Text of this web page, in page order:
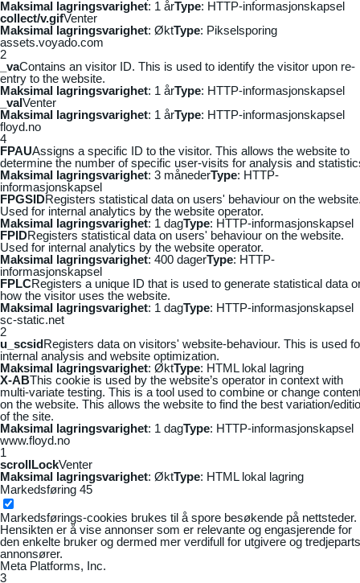
Maksimal lagringsvarighet: 1 årType: HTTP-informasjonskapsel
collect/v.gifVenter
Maksimal lagringsvarighet: ØktType: Pikselsporing
assets.voyado.com
2
_vaContains an visitor ID. This is used to identify the visitor upon re-
entry to the website.
Maksimal lagringsvarighet: 1 årType: HTTP-informasjonskapsel
_vaIVenter
Maksimal lagringsvarighet: 1 årType: HTTP-informasjonskapsel
floyd.no
4
FPAUAssigns a specific ID to the visitor. This allows the website to
determine the number of specific user-visits for analysis and
Maksimal lagringsvarighet: 3 månederType: HTTP-
informasjonskapsel
FPGSIDRegisters statistical data on users' behaviour on the
Used for internal analytics by the website operator.
Maksimal lagringsvarighet: 1 dagType: HTTP-informasjonskapsel
FPIDRegisters statistical data on users' behaviour on the website.
Used for internal analytics by the website operator.
Maksimal lagringsvarighet: 400 dagerType: HTTP-
informasjonskapsel
FPLCRegisters a unique ID that is used to generate statistical data
how the visitor uses the website.
Maksimal lagringsvarighet: 1 dagType: HTTP-informasjonskapsel
sc-static.net
2
u_scsidRegisters data on visitors' website-behaviour. This is used
internal analysis and website optimization.
Maksimal lagringsvarighet: ØktType: HTML lokal lagring
X-ABThis cookie is used by the website’s operator in context with
multi-variate testing. This is a tool used to combine or change
on the website. This allows the website to find the best variation/
of the site.
Maksimal lagringsvarighet: 1 dagType: HTTP-informasjonskapsel
www.floyd.no
1
scrollLockVenter
Maksimal lagringsvarighet: ØktType: HTML lokal lagring
Markedsføring 45
Markedsførings-cookies brukes til å spore besøkende på nettsteder.
Hensikten er å vise annonser som er relevante og engasjerende for
den enkelte bruker og dermed mer verdifull for utgivere og tredjeparts
annonsører.
Meta Platforms, Inc.
3